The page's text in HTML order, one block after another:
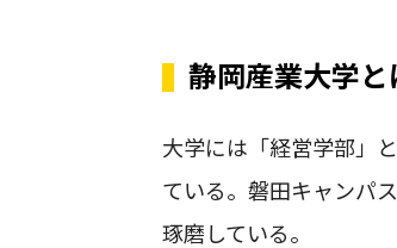
静岡産業大学と
大学には「経営学部」
ている。磐田キャンパ
琢磨している。